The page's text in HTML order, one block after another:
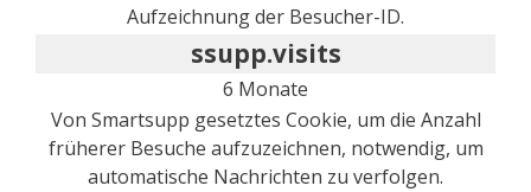
Aufzeichnung der Besucher-ID.
ssupp.visits
6 Monate
Von Smartsupp gesetztes Cookie, um die Anzahl
früherer Besuche aufzuzeichnen, notwendig, um
automatische Nachrichten zu verfolgen.